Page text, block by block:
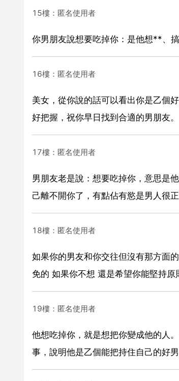
15樓：匿名使用者
你男朋友說想要吃掉你：是他想**、
16樓：匿名使用者
美女，從你說的話可以看出你是乙個
好把握，祝你早日找到合適的男朋友。
17樓：匿名使用者
男朋友老是說：想要吃掉你，意思是
己離不開你了，有點佔有慾是男人很正
18樓：匿名使用者
如果你的男友和你交往但沒有那方面
免的 如果你不想 還是希望你能堅持原
19樓：匿名使用者
他想吃掉你，就是想把你變成他的人
事，說明他是乙個能把持住自己的好